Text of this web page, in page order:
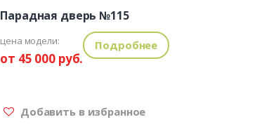
Парадная дверь №115
цена модели:
от 45 000 руб.
Подробнее
Добавить в избранное